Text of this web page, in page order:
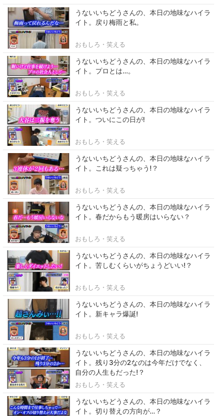
うないいちどうさんの、本日の地味なハイラ
イト。戻り梅雨と私。
おもしろ・笑える
うないいちどうさんの、本日の地味なハイラ
イト。プロとは…。
おもしろ・笑える
うないいちどうさんの、本日の地味なハイラ
イト。ついにこの日が!
おもしろ・笑える
うないいちどうさんの、本日の地味なハイラ
イト。これは疑っちゃう!？
おもしろ・笑える
うないいちどうさんの、本日の地味なハイラ
イト。春だからもう暖房はいらない？
おもしろ・笑える
うないいちどうさんの、本日の地味なハイラ
イト。苦しむくらいがちょうどいい!？
おもしろ・笑える
うないいちどうさんの、本日の地味なハイラ
イト。新キャラ爆誕!
おもしろ・笑える
うないいちどうさんの、本日の地味なハイラ
イト。残り3分の2なのは今年だけでなく、
自分の人生もだった!？
おもしろ・笑える
うないいちどうさんの、本日の地味なハイラ
イト。切り替えの方向が…？